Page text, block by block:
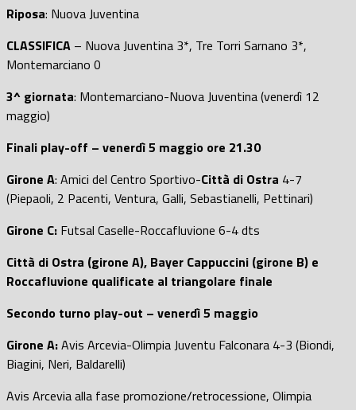
Riposa: Nuova Juventina
CLASSIFICA – Nuova Juventina 3*, Tre Torri Sarnano 3*,
Montemarciano 0
3^ giornata: Montemarciano-Nuova Juventina (venerdì 12
maggio)
Finali play-off – venerdì 5 maggio ore 21.30
Girone A: Amici del Centro Sportivo-Città di Ostra 4-7
(Piepaoli, 2 Pacenti, Ventura, Galli, Sebastianelli, Pettinari)
Girone C: Futsal Caselle-Roccafluvione 6-4 dts
Città di Ostra (girone A), Bayer Cappuccini (girone B) e
Roccafluvione qualificate al triangolare finale
Secondo turno play-out – venerdì 5 maggio
Girone A:Avis Arcevia-Olimpia Juventu Falconara 4-3 (Biondi,
Biagini, Neri, Baldarelli)
Avis Arcevia alla fase promozione/retrocessione, Olimpia